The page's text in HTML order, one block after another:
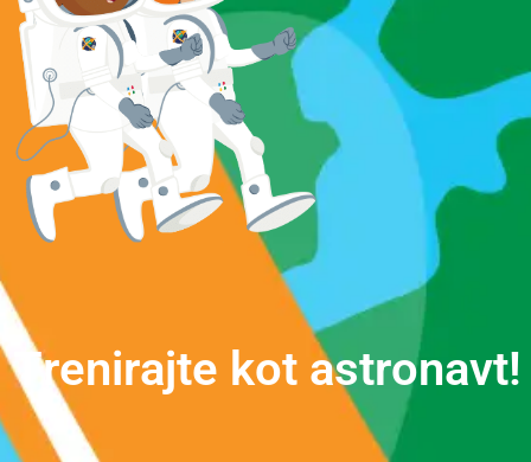
Trenirajte kot astronavt!